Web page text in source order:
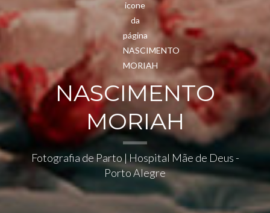
NASCIMENTO
MORIAH
Fotografia de Parto | Hospital Mãe de Deus -
Porto Alegre